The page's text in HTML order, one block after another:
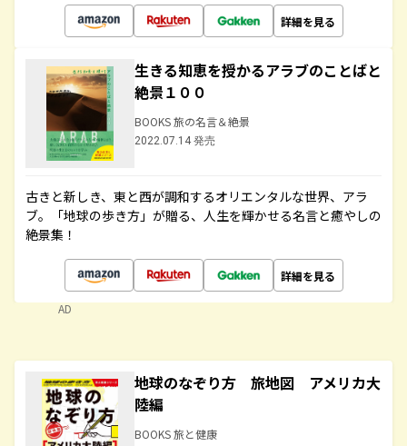
詳細を見る
生きる知恵を授かるアラブのことばと
絶景１００
BOOKS 旅の名言＆絶景
2022.07.14 発売
古きと新しき、東と西が調和するオリエンタルな世界、アラ
ブ。「地球の歩き方」が贈る、人生を輝かせる名言と癒やしの
絶景集！
詳細を見る
AD
地球のなぞり方 旅地図 アメリカ大
陸編
BOOKS 旅と健康